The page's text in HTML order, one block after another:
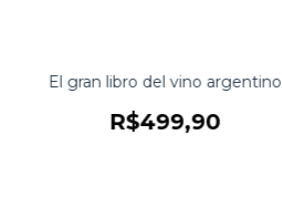
El gran libro del vino argentino
R$499,90